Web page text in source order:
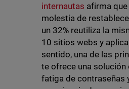
internautas afirma
molestia de
un 32% reutiliza la
10 sitios webs y
sentido, una de las
te ofrece una solución
fatiga de contraseñas